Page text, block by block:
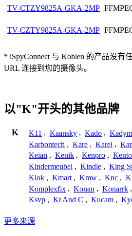
TV-CTZY9825A-GKA-2MP
TV-CZTY9825A-GKA-2MP
* iSpyConnect 与 Kohlen 的产品没
URL 连接到您的摄像头。
以"K"开头的其他品牌
K K11 , Kaansky , Kado ,
Karbontech , Kare , Karel ,
Keian , Kenik , Kenpro ,
Kindermeubel , Kindle , King
Klok , Kmart , Kmw , Knc ,
Komplexfix , Konan , Konarrk ,
Ksvp , Kt And C , Kucam ,
更多来源